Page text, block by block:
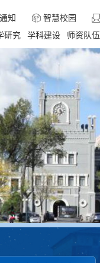
知 智慧校园
研究 学科建设 师资队伍